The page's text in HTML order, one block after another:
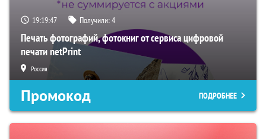
19:19:46 Получили:4
Печать фотографий, фотокниг от сервиса цифровой
печати netPrint
Россия
Промокод ПОДРОБНЕЕ